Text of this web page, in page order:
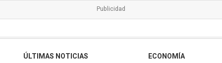
ÚLTIMAS NOTICIAS
ECONOMÍA